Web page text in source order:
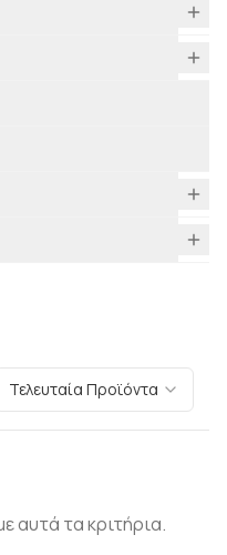
Τελευταία Προϊόντα
αυτά τα κριτήρια.